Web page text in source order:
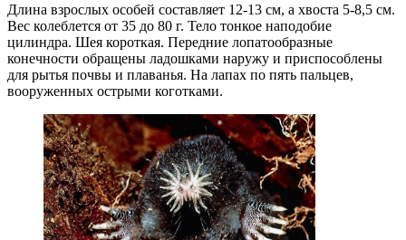
Длина взрослых особей составляет 12-13 см, а хвоста 5-8,5 см.
Вес колеблется от 35 до 80 г. Тело тонкое наподобие
цилиндра. Шея короткая. Передние лопатообразные
конечности обращены ладошками наружу и приспособлены
для рытья почвы и плаванья. На лапах по пять пальцев,
вооруженных острыми коготками.